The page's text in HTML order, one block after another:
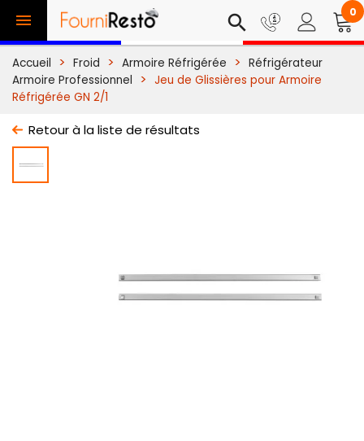
 search 0
Accueil Froid Armoire Réfrigérée
Réfrigérateur
Armoire Professionnel
Jeu de Glissières pour Armoire
Réfrigérée GN 2/1
Retour à la liste de résultats